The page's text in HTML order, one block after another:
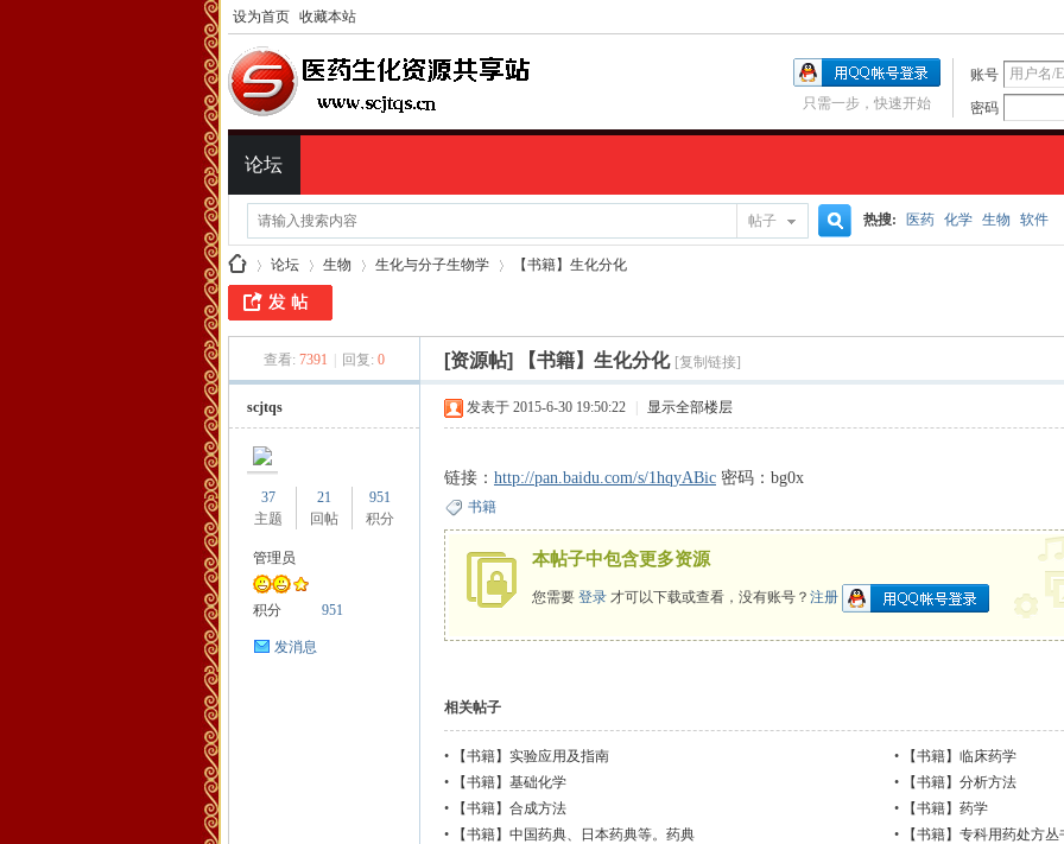
设为首页 收藏本站
账号
密码
只需一步，快速开始
论坛
帖子 热搜: 医药 化学 生物 软件
论坛
›
生物
›
生化与分子生物学
›
【书籍】生化分化
查看: 7391 回复: 0 [资源帖] 【书籍】生化分化 [复制链接]
scjtqs
37
主题
21
回帖
951
积分
管理员
积分 951
发消息
发表于 2015-6-30 19:50:22 显示全部楼层
链接： http://pan.baidu.com/s/1hqyABic 密码：bg0x
书籍
本帖子中包含更多资源
您需要 登录 才可以下载或查看，没有账号？ 注册
相关帖子
• 【书籍】实验应用及指南 •
【书籍】临床药学
•
【书籍】基础化学 •
【书籍】分析方法
•
【书籍】合成方法 •
【书籍】药学
•
【书籍】中国药典、日本药典等。药典 •
【书籍】专科用药处方丛